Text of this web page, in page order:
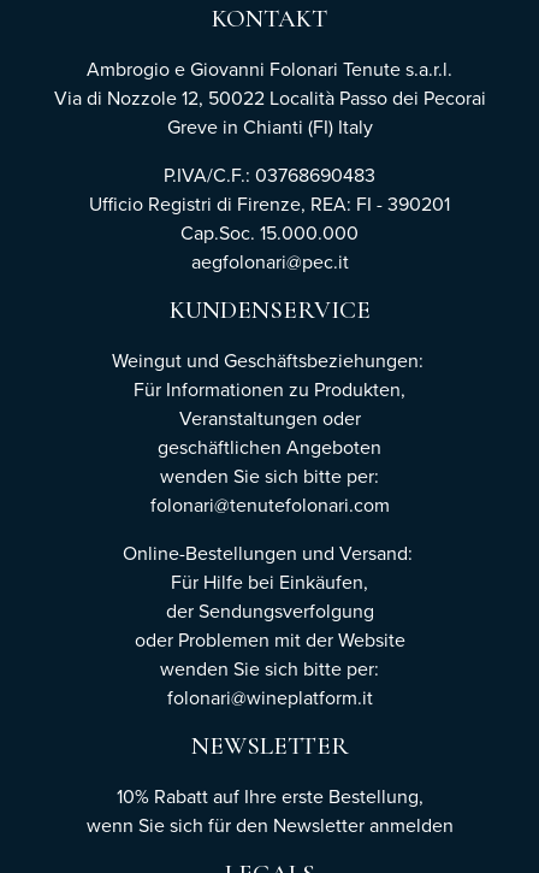
KONTAKT
Ambrogio e Giovanni Folonari Tenute s.a.r.l.
Via di Nozzole 12, 50022 Località Passo dei Pecorai
Greve in Chianti (FI) Italy
P.IVA/C.F.: 03768690483
Ufficio Registri di Firenze, REA: FI - 390201
Cap.Soc. 15.000.000
aegfolonari@pec.it
KUNDENSERVICE
Weingut und Geschäftsbeziehungen:
Für Informationen zu Produkten,
Veranstaltungen oder
geschäftlichen Angeboten
wenden Sie sich bitte per:
folonari@tenutefolonari.com
Online-Bestellungen und Versand:
Für Hilfe bei Einkäufen,
der Sendungsverfolgung
oder Problemen mit der Website
wenden Sie sich bitte per:
folonari@wineplatform.it
NEWSLETTER
10% Rabatt auf Ihre erste Bestellung,
wenn Sie sich für den Newsletteranmelden